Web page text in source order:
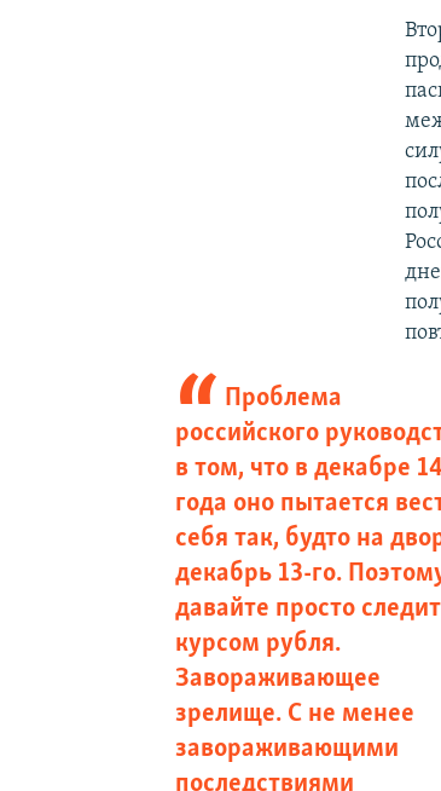
Проблема
российского
в том, что в декабре
года оно пытается
себя так, будто на
декабрь 13-го.
давайте просто
курсом рубля.
Завораживающее
зрелище. С не менее
завораживающими
последствиями